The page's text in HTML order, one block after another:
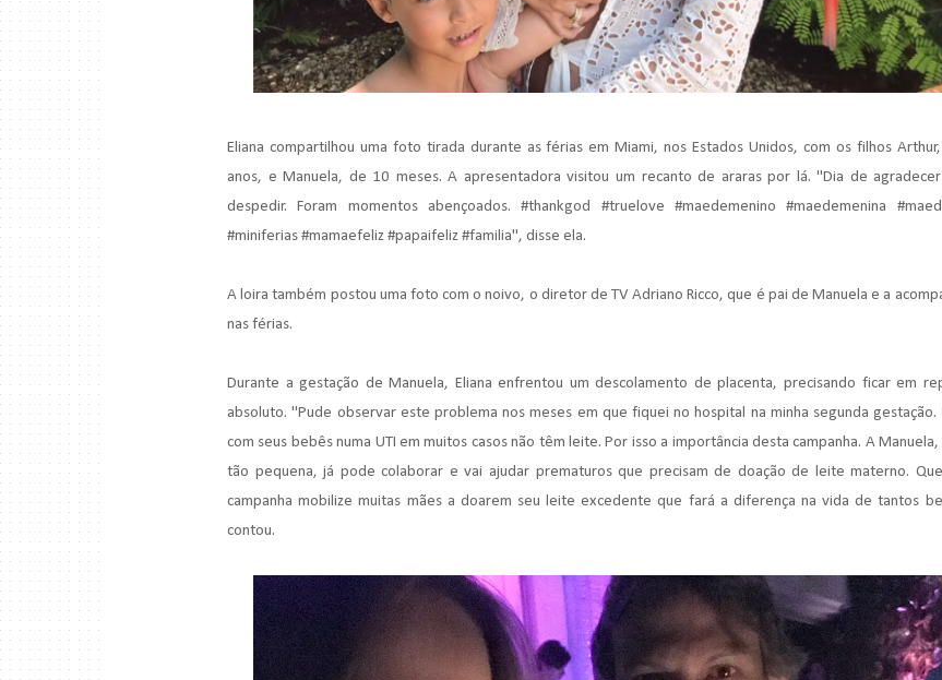
Eliana compartilhou uma foto tirada durante as férias em Miami, nos Estados Unidos, com os filhos
anos, e Manuela, de 10 meses. A apresentadora visitou um recanto de araras por lá. "Dia de
despedir. Foram momentos abençoados. #thankgod #truelove #maedemenino #maedemenina
#miniferias #mamaefeliz #papaifeliz #familia", disse ela.
A loira também postou uma foto com o noivo, o diretor de TV Adriano Ricco, que é pai de Manuela e a
nas férias.
Durante a gestação de Manuela, Eliana enfrentou um descolamento de placenta, precisando ficar em
absoluto. "Pude observar este problema nos meses em que fiquei no hospital na minha segunda gestação.
com seus bebês numa UTI em muitos casos não têm leite. Por isso a importância desta campanha. A Manuela,
tão pequena, já pode colaborar e vai ajudar prematuros que precisam de doação de leite materno.
campanha mobilize muitas mães a doarem seu leite excedente que fará a diferença na vida de tantos
contou.